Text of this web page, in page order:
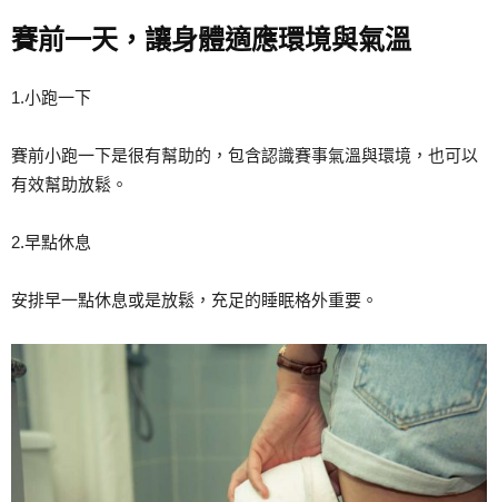
賽前一天，讓身體適應環境與氣溫
1.小跑一下
賽前小跑一下是很有幫助的，包含認識賽事氣溫與環境，也可以
有效幫助放鬆。
2.早點休息
安排早一點休息或是放鬆，充足的睡眠格外重要。